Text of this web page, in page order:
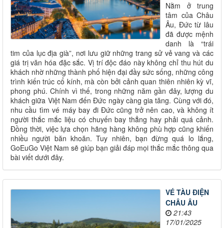
Nằm ở trung
tâm của Châu
Âu, Đức từ lâu
đã được mệnh
danh là “trái
tim của lục địa già”, nơi lưu giữ những trang sử vẻ vang và các
giá trị văn hóa đặc sắc. Vị trí độc đáo này không chỉ thu hút du
khách nhờ những thành phố hiện đại đầy sức sống, những công
trình kiến trúc cổ kính, mà còn bởi cảnh quan thiên nhiên kỳ vĩ,
phong phú. Chính vì thế, trong những năm gần đây, lượng du
khách giữa Việt Nam đến Đức ngày càng gia tăng. Cùng với đó,
nhu cầu tìm vé máy bay đi Đức cũng trở nên cao, và không ít
người thắc mắc liệu có chuyến bay thẳng hay phải quá cảnh.
Đồng thời, việc lựa chọn hãng hàng không phù hợp cũng khiến
nhiều người băn khoăn. Tuy nhiên, bạn đừng quá lo lắng,
GoEuGo Việt Nam sẽ giúp bạn giải đáp mọi thắc mắc thông qua
bài viết dưới đây.
VÉ TÀU ĐIỆN
CHÂU ÂU
21:43
17/01/2025